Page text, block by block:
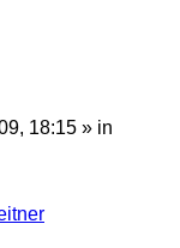
18:15 » in